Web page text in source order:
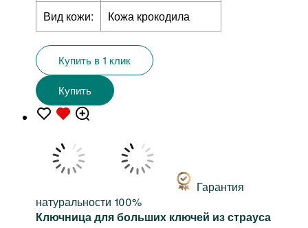
Вид кожи:
Кожа крокодила
Купить в 1 клик
Купить
Гарантия
натуральности 100%
Ключница для больших ключей из страуса